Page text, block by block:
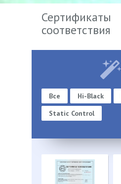
Сертификаты
соответствия
Все Hi-Black
Static Control